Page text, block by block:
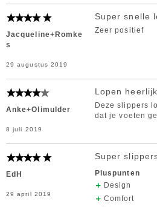
Jacqueline+Romke
s
29 augustus 2019
Super snelle
Zeer positief
Anke+Olimulder
8 juli 2019
Lopen
Deze slippers
dat je voeten
EdH
29 april 2019
Super
Pluspunten
Design
Comfort